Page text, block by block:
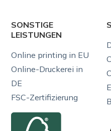
SONSTIGE
LEISTUNGEN
Online printing in EU
Online-Druckerei in
DE
FSC-Zertifizierung